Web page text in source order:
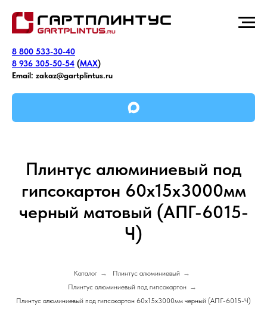
8 800 533-30-40
8 936 305-50-54 (MAX)
Email: zakaz@gartplintus.ru
Плинтус алюминиевый под
гипсокартон 60х15х3000мм
черный матовый (АПГ-6015-
Ч)
Каталог → Плинтус алюминиевый →
Плинтус алюминиевый под гипсокартон →
Плинтус алюминиевый под гипсокартон 60х15х3000мм черный (АПГ-6015-Ч)